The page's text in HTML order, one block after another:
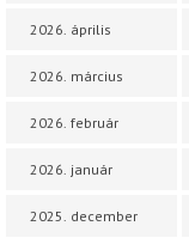
2026. április
2026. március
2026. február
2026. január
2025. december